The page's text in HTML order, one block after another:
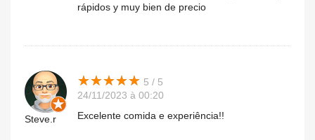
rápidos y muy bien de precio
Steve.r
★★★★★
★★★★★ 5 / 5
24/11/2023 à 00:20
Excelente comida e experiência!!